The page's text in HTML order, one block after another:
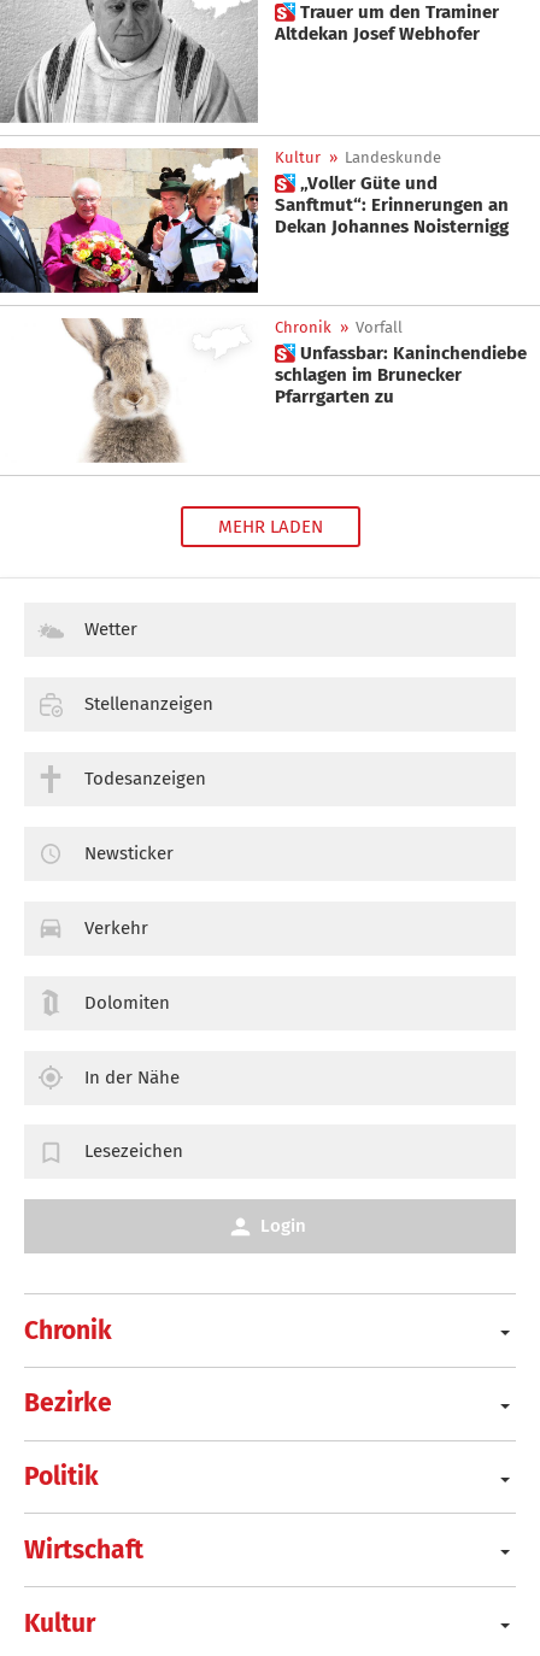
 Trauer um den Traminer
Altdekan Josef Webhofer
Kultur » Landeskunde
 „Voller Güte und
Sanftmut“: Erinnerungen an
Dekan Johannes Noisternigg
Chronik » Vorfall
 Unfassbar: Kaninchendiebe
schlagen im Brunecker
Pfarrgarten zu
MEHR LADEN
Chronik
Bezirke
Politik
Wirtschaft
Kultur
Wetter
Stellenanzeigen
Todesanzeigen
Newsticker
Verkehr
Dolomiten
In der Nähe
Lesezeichen
Login